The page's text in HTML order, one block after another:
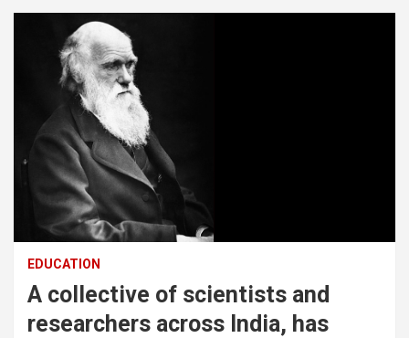
EDUCATION
A collective of scientists and
researchers across India, has